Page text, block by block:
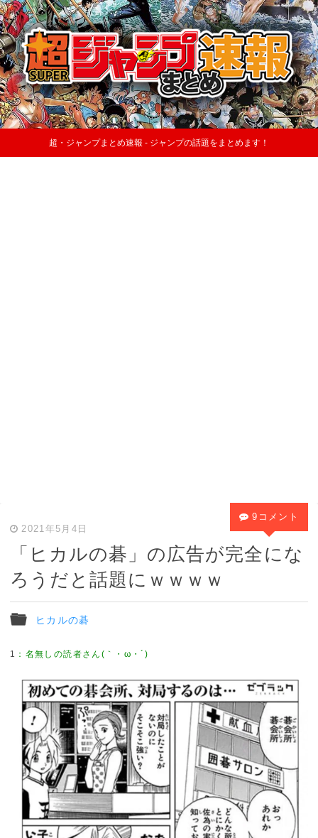
超・ジャンプまとめ速報 - ジャンプの話題をまとめます！
2021年5月4日
「ヒカルの碁」の広告が完全にな
ろうだと話題にｗｗｗｗ
ヒカルの碁
9コメント
1 ： 名無しの読者さん(｀・ω・´)